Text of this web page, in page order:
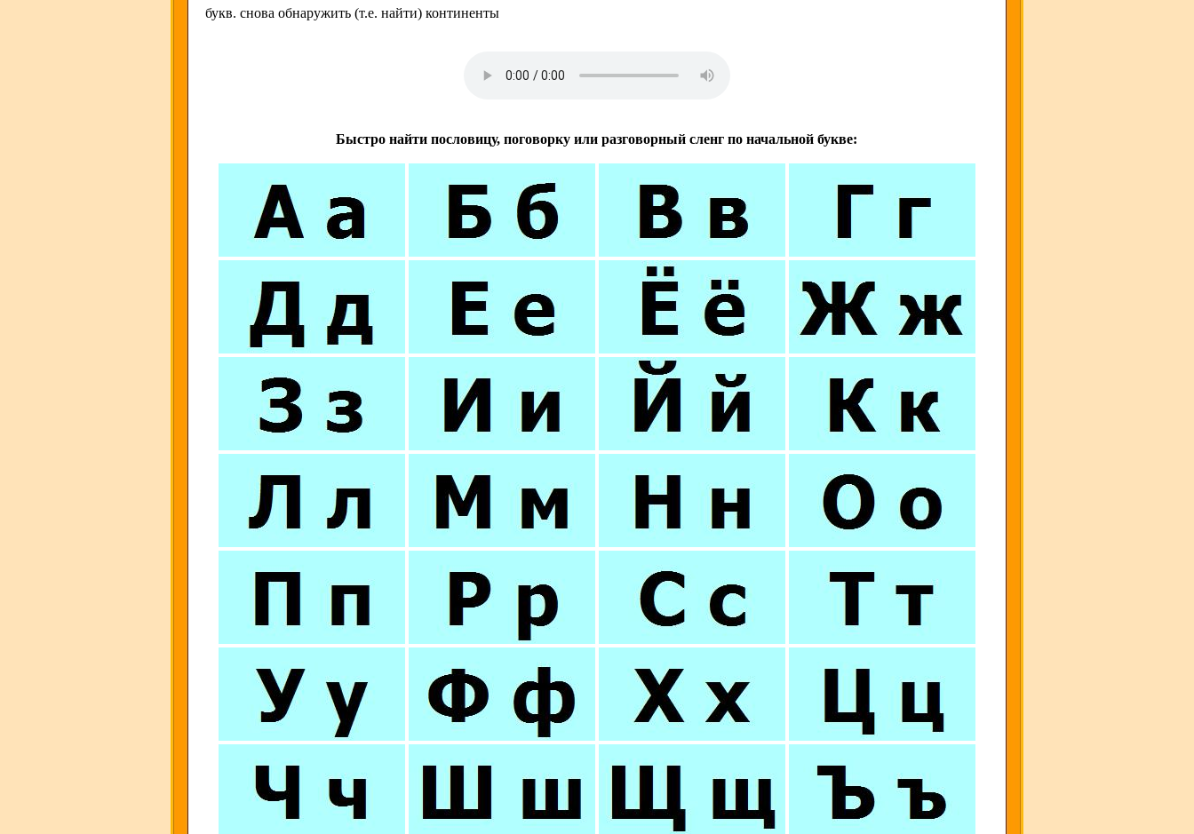
букв. снова обнаружить (т.е. найти) континенты
Быстро найти пословицу, поговорку или разговорный сленг по начальной букве: